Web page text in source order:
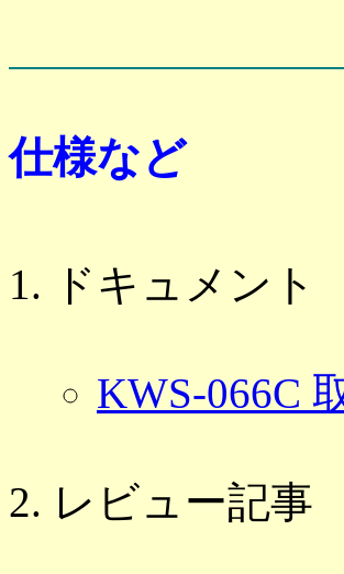
仕様など
ドキュメント
KWS-066C
レビュー記事